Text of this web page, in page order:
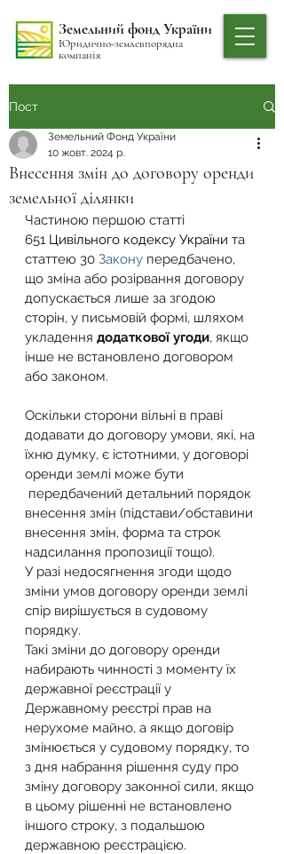
Земельний фонд України
Юридично-землевпорядна
компанія
Пост
Внесення змін до договору оренди
земельної ділянки
Земельний Фонд України
10 жовт. 2024 р.
Частиною першою статті
651 Цивільного кодексу України та
статтею 30 Закону передбачено,
що зміна або розірвання договору
допускається лише за згодою
сторін, у письмовій формі, шляхом
укладення додаткової угоди, якщо
інше не встановлено договором
або законом.
Оскільки сторони вільні в праві
додавати до договору умови, які, на
їхню думку, є істотними, у договорі
оренди землі може бути
передбачений детальний порядок
внесення змін (підстави/обставини
внесення змін, форма та строк
надсилання пропозиції тощо).
У разі недосягнення згоди щодо
зміни умов договору оренди землі
спір вирішується в судовому
порядку.
Такі зміни до договору оренди
набирають чинності з моменту їх
державної реєстрації у
Державному реєстрі прав на
нерухоме майно, а якщо договір
змінюється у судовому порядку, то
з дня набрання рішення суду про
зміну договору законної сили, якщо
в цьому рішенні не встановлено
іншого строку, з подальшою
державною реєстрацією.